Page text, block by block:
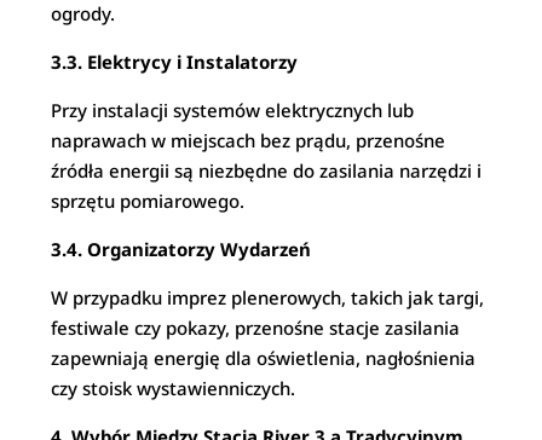
ogrody.
3.3. Elektrycy i Instalatorzy
Przy instalacji systemów elektrycznych lub
naprawach w miejscach bez prądu, przenośne
źródła energii są niezbędne do zasilania narzędzi i
sprzętu pomiarowego.
3.4. Organizatorzy Wydarzeń
W przypadku imprez plenerowych, takich jak targi,
festiwale czy pokazy, przenośne stacje zasilania
zapewniają energię dla oświetlenia, nagłośnienia
czy stoisk wystawienniczych.